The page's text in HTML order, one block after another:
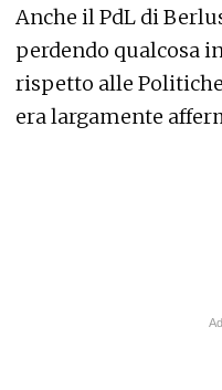
Anche il PdL di
perdendo qualcosa
rispetto alle
era largamente